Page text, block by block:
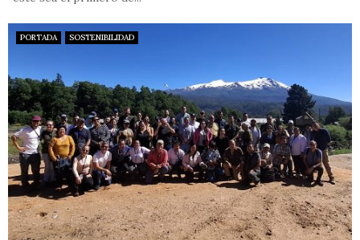
PORTADA SOSTENIBILIDAD